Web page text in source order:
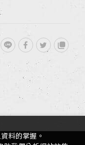
FOLLOW US
TOP
料的掌握。